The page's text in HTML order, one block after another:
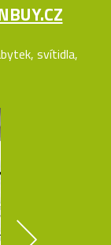
svítidla,